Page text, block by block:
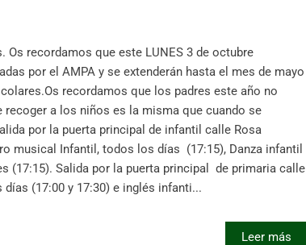
recordamos que este LUNES 3 de octubre
por el AMPA y se extenderán hasta el mes de mayo
recordamos que los padres este año no
a los niños es la misma que cuando se
por la puerta principal de infantil calle Rosa
musical Infantil, todos los días (17:15), Danza infantil
(17:15). Salida por la puerta principal de primaria calle
(17:00 y 17:30) e inglés infanti...
Leer más